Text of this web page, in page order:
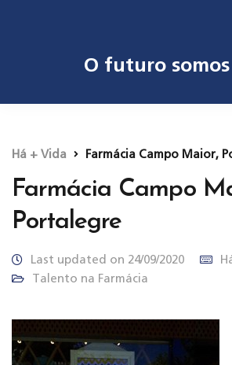
O futuro
Há + Vida Farmácia Campo Maior,
Farmácia Campo
Portalegre
Last updated on 24/09/2020
Talento na Farmácia